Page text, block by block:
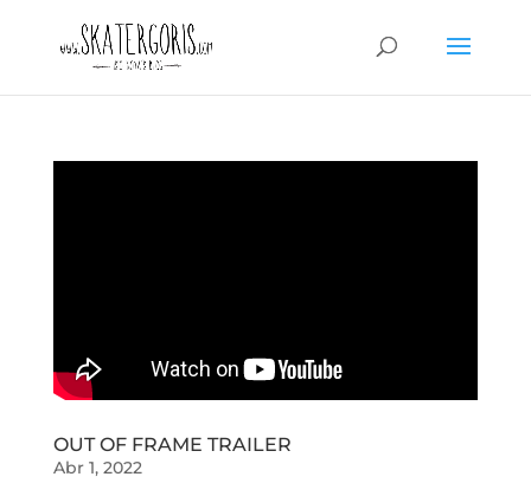
OUT OF FRAME TRAILER
Abr 1, 2022